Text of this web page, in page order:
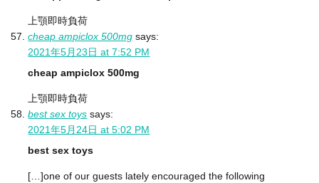
上顎即時負荷
cheap ampiclox 500mg says:
2021年5月23日 at 7:52 PM
cheap ampiclox 500mg
上顎即時負荷
best sex toys says:
2021年5月24日 at 5:02 PM
best sex toys
[…]one of our guests lately encouraged the following